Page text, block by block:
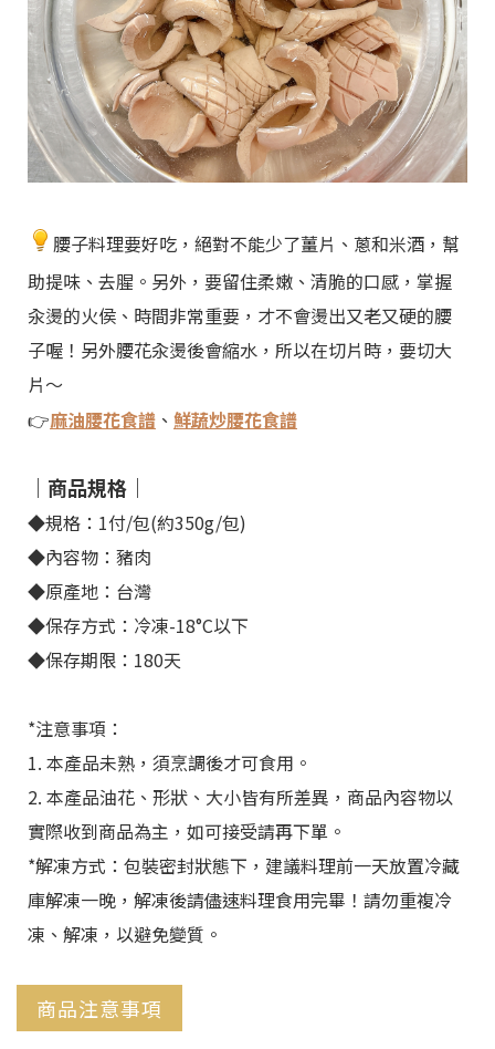
腰子料理要好吃，絕對不能少了薑片、蔥和米酒，幫
助提味、去腥。另外，要留住柔嫩、清脆的口感，掌握
汆燙的火侯、時間非常重要，才不會燙出又老又硬的腰
子喔！另外腰花汆燙後會縮水，所以在切片時，要切大
片～
👉麻油腰花食譜 、 鮮蔬炒腰花食譜
｜商品規格｜
◆規格：1付/包(約350g/包)
◆內容物：豬肉
◆原產地：台灣
◆保存方式：冷凍-18°C以下
◆保存期限：180天
*注意事項：
1. 本產品未熟，須烹調後才可食用。
2. 本產品油花、形狀、大小皆有所差異，商品內容物以
實際收到商品為主，如可接受請再下單。
*解凍方式：包裝密封狀態下，建議料理前一天放置冷藏
庫解凍一晚，解凍後請儘速料理食用完畢！請勿重複冷
凍、解凍，以避免變質。
商品注意事項